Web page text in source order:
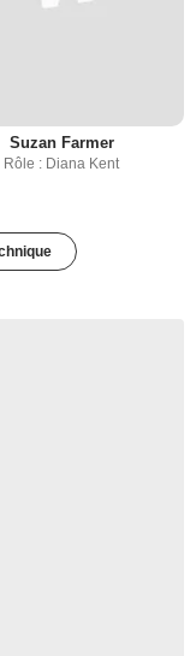
Suzan Farmer
Rôle : Diana Kent